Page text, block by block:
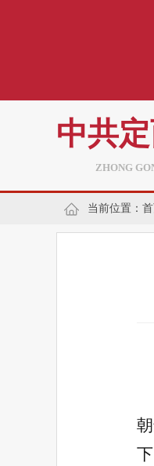
中共
ZHONG
当前位置：
下